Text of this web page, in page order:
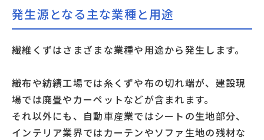
発生源となる主な業種と用途
繊維くずはさまざまな業種や用途から発生します。
織布や紡績工場では糸くずや布の切れ端が、建設現
場では廃畳やカーペットなどが含まれます。
それ以外にも、自動車産業ではシートの生地部分、
インテリア業界ではカーテンやソファ生地の残材な